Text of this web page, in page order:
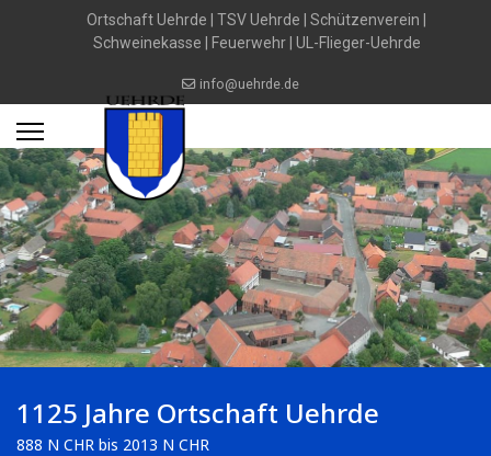
Ortschaft Uehrde TSV Uehrde Schützenverein
Schweinekasse
Feuerwehr| UL-Flieger-Uehrde
info@uehrde.de
1125 Jahre Ortschaft Uehrde
888 N CHR bis 2013 N CHR